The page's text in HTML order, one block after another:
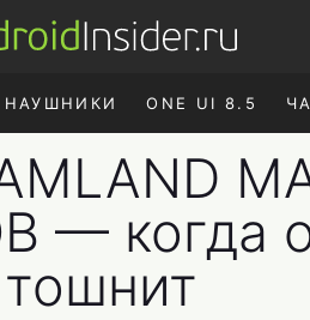
НАУШНИКИ ONE UI 8.5
— когда